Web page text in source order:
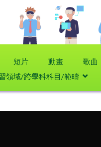
短片 動畫
歌曲
領域/跨學科科目/範疇